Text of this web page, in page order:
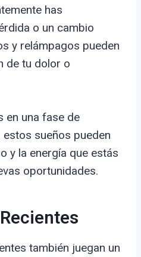
has
o un cambio
y relámpagos pueden
de tu dolor o
en una fase de
sueños pueden
y la energía que estás
oportunidades.
también juegan un